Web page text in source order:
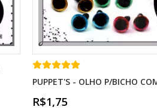
PUPPET'S - OLHO P/BICHO
R$1,75